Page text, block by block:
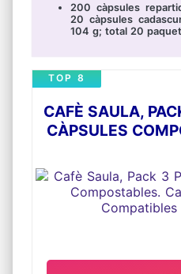
200 càpsules
20 càpsules
104 g; total 20
CAFÈ SAULA,
CÀPSULES
TOP 8